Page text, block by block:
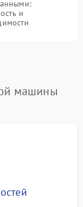
и
машины